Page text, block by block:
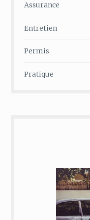
Assurance
Entretien
Permis
Pratique